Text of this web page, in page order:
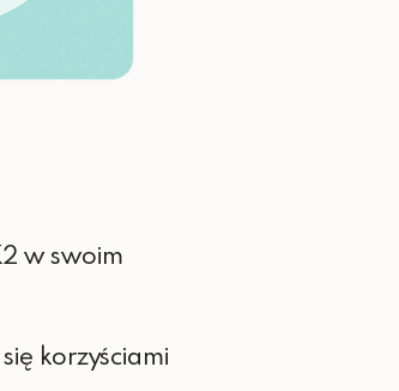
w swoim
korzyściami